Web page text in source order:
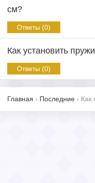
см?
Ответы (0)
Как установить
Ответы (0)
Главная › Последние › Как